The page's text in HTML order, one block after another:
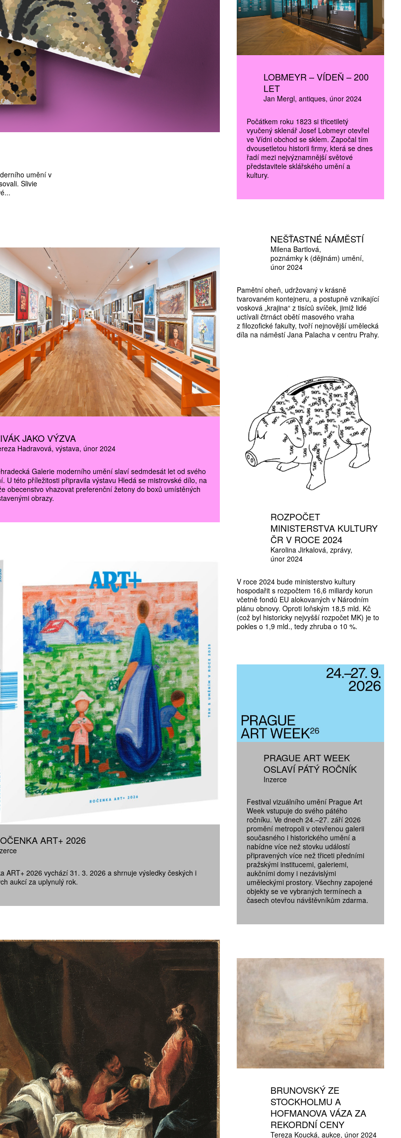
umění v
Slivie
JAKO VÝZVA
Hadravová výstava únor 2024
Galerie moderního umění slaví sedmdesát let od svého
U této příležitosti připravila výstavu Hledá se mistrovské dílo, na
obecenstvo vhazovat preferenční žetony do boxů umístěných
obrazy.
ART+ 2026
ART+ 2026 vychází 31. 3. 2026 a shrnuje výsledky českých i
aukcí za uplynulý rok.
LOBMEYR – VÍDEŇ – 200
LET
Jan Mergl antiques únor 2024
Počátkem roku 1823 si třicetiletý
vyučený sklenář Josef Lobmeyr otevřel
ve Vídni obchod se sklem. Započal tím
dvousetletou historii firmy, která se dnes
řadí mezi nejvýznamnější světové
představitele sklářského umění a
kultury.
NEŠŤASTNÉ NÁMĚSTÍ
Milena Bartlová
poznámky k (dějinám) umění
únor 2024
Pamětní oheň, udržovaný v krásně
tvarovaném kontejneru, a postupně vznikající
vosková „krajina“ z tisíců svíček, jimiž lidé
uctívali čtrnáct obětí masového vraha
z filozofické fakulty, tvoří nejnovější umělecká
díla na náměstí Jana Palacha v centru Prahy.
ROZPOČET
MINISTERSTVA KULTURY
ČR V ROCE 2024
Karolina Jirkalová zprávy
únor 2024
V roce 2024 bude ministerstvo kultury
hospodařit s rozpočtem 16,6 miliardy korun
včetně fondů EU alokovaných v Národním
plánu obnovy. Oproti loňským 18,5 mld. Kč
(což byl historicky nejvyšší rozpočet MK) je to
pokles o 1,9 mld., tedy zhruba o 10 %.
PRAGUE ART WEEK
OSLAVÍ PÁTÝ ROČNÍK
Inzerce
Festival vizuálního umění Prague Art
Week vstupuje do svého pátého
ročníku. Ve dnech 24.–27. září 2026
promění metropoli v otevřenou galerii
současného i historického umění a
nabídne více než stovku událostí
připravených více než třiceti předními
pražskými institucemi, galeriemi,
aukčními domy i nezávislými
uměleckými prostory. Všechny zapojené
objekty se ve vybraných termínech a
časech otevřou návštěvníkům zdarma.
BRUNOVSKÝ ZE
STOCKHOLMU A
HOFMANOVA VÁZA ZA
REKORDNÍ CENY
Tereza Koucká aukce únor 2024
ČÍSEL